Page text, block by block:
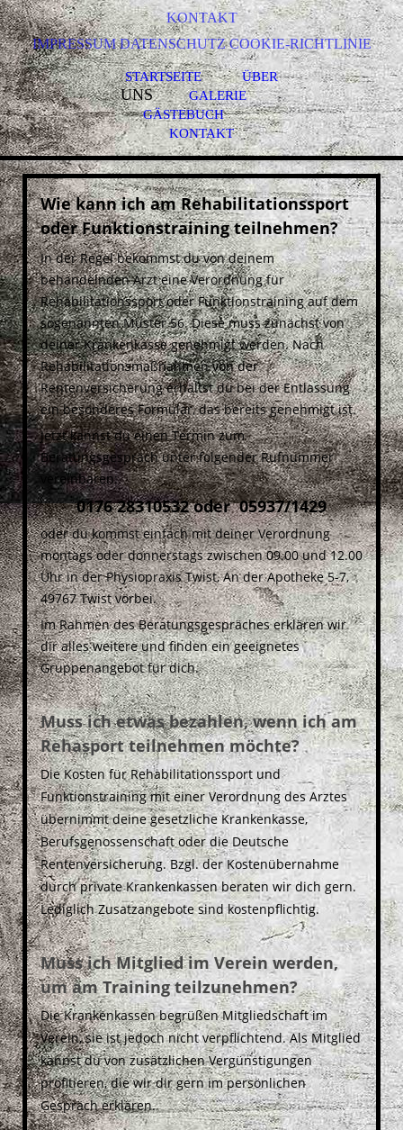
KONTAKT
IMPRESSUM DATENSCHUTZ COOKIE-RICHTLINIE
STARTSEITE ÜBER
UNSGALERIE
GÄSTEBUCH
KONTAKT
Wie kann ich am Rehabilitationssport
oder Funktionstraining teilnehmen?
In der Regel bekommst du von deinem
behandelnden Arzt eine Verordnung für
Rehabilitationssport oder Funktionstraining auf dem
sogenannten Muster 56. Diese muss zunächst von
deiner Krankenkasse genehmigt werden. Nach
Rehabilitationsmaßnahmen von der
Rentenversicherung erhältst du bei der Entlassung
ein besonderes Formular, das bereits genehmigt ist.
Jetzt kannst du einen Termin zum
Beratungsgespräch unter folgender Rufnummer
vereinbaren:
0176 28310532 oder 05937/1429
oder du kommst einfach mit deiner Verordnung
montags oder donnerstags zwischen 09.00 und 12.00
Uhr in der Physiopraxis Twist, An der Apotheke 5-7,
49767 Twist vorbei.
Im Rahmen des Beratungsgespräches erklären wir
dir alles weitere und finden ein geeignetes
Gruppenangebot für dich.
Muss ich etwas bezahlen, wenn ich am
Rehasport teilnehmen möchte?
Die Kosten für Rehabilitationssport und
Funktionstraining mit einer Verordnung des Arztes
übernimmt deine gesetzliche Krankenkasse,
Berufsgenossenschaft oder die Deutsche
Rentenversicherung. Bzgl. der Kostenübernahme
durch private Krankenkassen beraten wir dich gern.
Lediglich Zusatzangebote sind kostenpflichtig.
Muss ich Mitglied im Verein werden,
um am Training teilzunehmen?
Die Krankenkassen begrüßen Mitgliedschaft im
Verein, sie ist jedoch nicht verpflichtend. Als Mitglied
kannst du von zusätzlichen Vergünstigungen
profitieren, die wir dir gern im persönlichen
Gespräch erklären.